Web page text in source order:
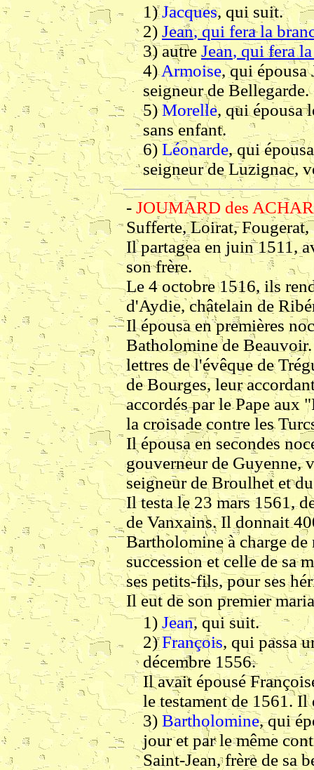
1)Jacques, qui suit.
2) Jean, qui fera la
3) autre Jean, qui fera
4)Armoise, qui épousa
seigneur de Bellegarde.
5)Morelle, qui épousa
sans enfant.
6) Léonarde, qui
seigneur de Luzignac,
- JOUMARD des
Sufferte, Loirat, Fougerat,
Il partagea en juin 1511,
son frère.
Le 4 octobre 1516, ils
d'Aydie, châtelain de
Il épousa en premières
Batholomine de
lettres de l'évêque de
de Bourges, leur
accordés par le Pape aux
la croisade contre les
Il épousa en secondes
gouverneur de Guyenne,
seigneur de Broulhet et
Il testa le 23 mars 1561,
de Vanxains. Il donnait
Bartholomine à charge de
succession et celle de sa
ses petits-fils, pour ses
Il eut de son premier
1) Jean, qui suit.
2)François, qui passa
décembre 1556.
Il avait épousé
le testament de 1561. Il
3) Bartholomine, qui
jour et par le même
Saint-Jean, frère de sa